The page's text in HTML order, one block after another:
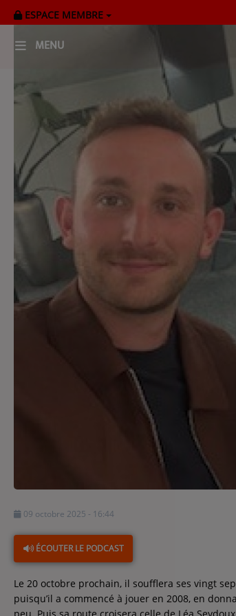
ESPACE MEMBRE
MENU
RADIOPLAYER
CK RADIO Line-up
PODCASTS
Cultur'Ciné - Jean Meurice
09 octobre 2025 - 16:44
ÉCOUTER LE PODCAST
Le 20 octobre prochain, il soufflera ses vingt
puisqu’il a commencé à jouer en 2008, en